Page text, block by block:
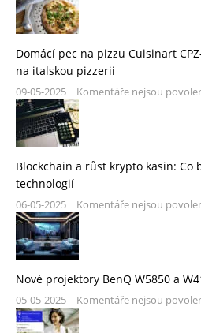
Domácí pec na pizzu Cuisinart
na italskou pizzerii
09-05-2025 Komentáře nejsou
Blockchain a růst krypto kasin: Co
technologií
06-05-2025 Komentáře nejsou
Nové projektory BenQ W5850 a
05-05-2025 Komentáře nejsou